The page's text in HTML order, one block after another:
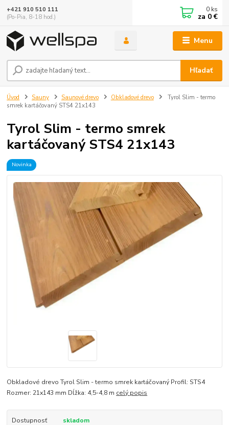
Menu
Hľadať
+421 910 510 111
(Po-Pia, 8-18 hod.)
0 ks
za 0 €
Úvod Sauny Saunové drevo Obkladové drevo
Tyrol Slim - termo
smrek kartáčovaný STS4 21x143
Tyrol Slim - termo smrek
kartáčovaný STS4 21x143
Novinka
Obkladové drevo Tyrol Slim - termo smrek kartáčovaný Profil: STS4
Rozmer: 21x143 mm Dĺžka: 4,5-4,8 m celý popis
Dostupnosť skladom